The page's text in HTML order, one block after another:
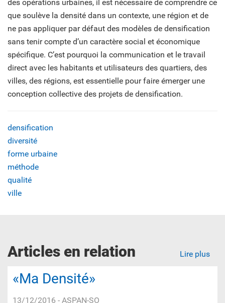
des opérations urbaines, il est nécessaire de comprendre ce
que soulève la densité dans un contexte, une région et de
ne pas appliquer par défaut des modèles de densification
sans tenir compte d’un caractère social et économique
spécifique. C’est pourquoi la communication et le travail
direct avec les habitants et utilisateurs des quartiers, des
villes, des régions, est essentielle pour faire émerger une
conception collective des projets de densification.
densification
diversité
forme urbaine
méthode
qualité
ville
Articles en relation
«Ma Densité»
13/12/2016 - ASPAN-SO
Lire plus